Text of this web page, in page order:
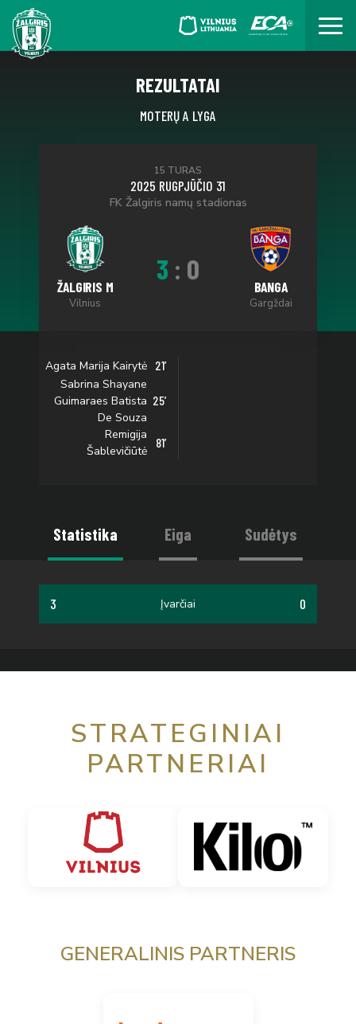
REZULTATAI
MOTERŲ A LYGA
15 TURAS
2025 RUGPJŪČIO 31
FK Žalgiris namų stadionas
ŽALGIRIS M
Vilnius
3 : 0
BANGA
Gargždai
Agata Marija Kairytė
21’
Sabrina Shayane
Guimaraes Batista
De Souza
25’
Remigija
Šablevičiūtė
81’
Statistika Eiga Sudėtys
3 Įvarčiai 0
STRATEGINIAI
PARTNERIAI
GENERALINIS PARTNERIS